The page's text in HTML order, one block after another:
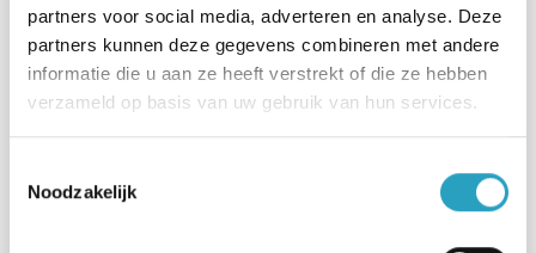
partners voor social media, adverteren en analyse. Deze
partners kunnen deze gegevens combineren met andere
informatie die u aan ze heeft verstrekt of die ze hebben
verzameld op basis van uw gebruik van hun services.
Noodzakelijk
00 - 08 uur
Utrecht
N.v.t.